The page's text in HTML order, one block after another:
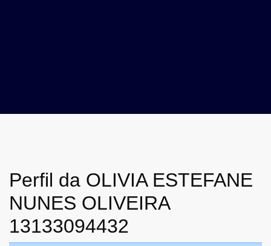
Perfil da OLIVIA ESTEFANE
NUNES OLIVEIRA
13133094432